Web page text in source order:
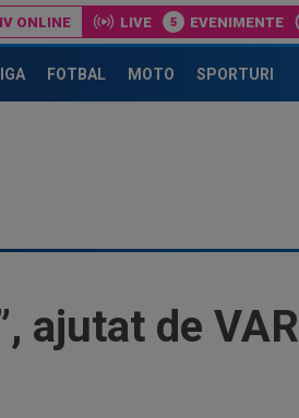
ONLINE LIVE EVENIMENTE
FOTBAL MOTO SPORTURI
ajutat de VAR